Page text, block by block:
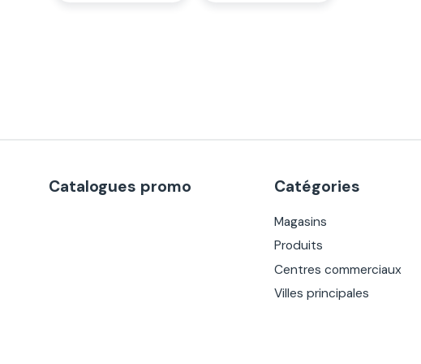
Catalogues promo Catégories
Magasins
Produits
Centres commerciaux
Villes principales